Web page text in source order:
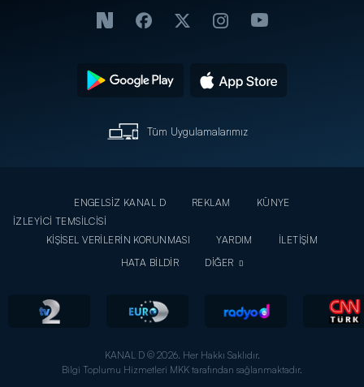
Tüm Uygulamalarımız
ENGELSİZ KANAL D REKLAM
KÜNYE
İZLEYİCİ TEMSİLCİSİ
KİŞİSEL VERİLERİN KORUNMASI
YARDIM
İLETİŞİM
HATA BİLDİR
DİĞER
KANAL D © 2026. Her Hakkı Saklıdır.
Bilgi Toplumu Hizmetleri MKK tarafından sağlanmaktadır.